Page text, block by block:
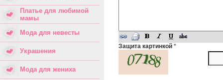
Платье для любимой
мамы
Мода для невесты
Украшения
Мода для жениха
Защита картинкой *